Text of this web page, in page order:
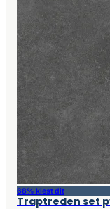
68% kiest dit
Traptreden set